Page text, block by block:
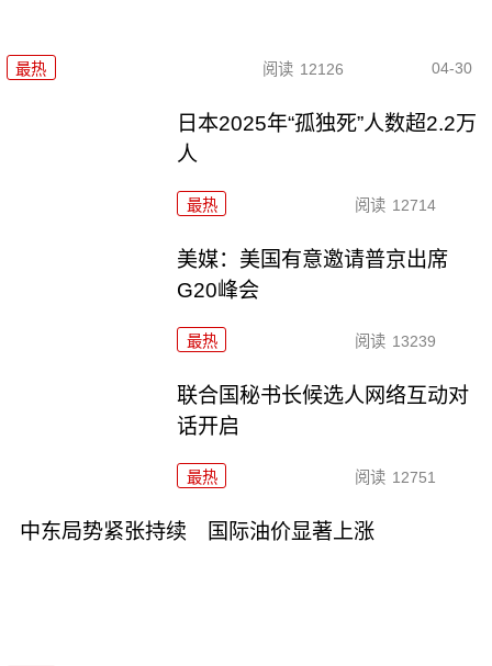
最热 阅读 12126 04-30
日本2025年“孤独死”人数超2.2万
人
最热 阅读 12714
美媒：美国有意邀请普京出席
G20峰会
最热 阅读 13239
联合国秘书长候选人网络互动对
话开启
最热 阅读 12751
中东局势紧张持续 国际油价显著上涨